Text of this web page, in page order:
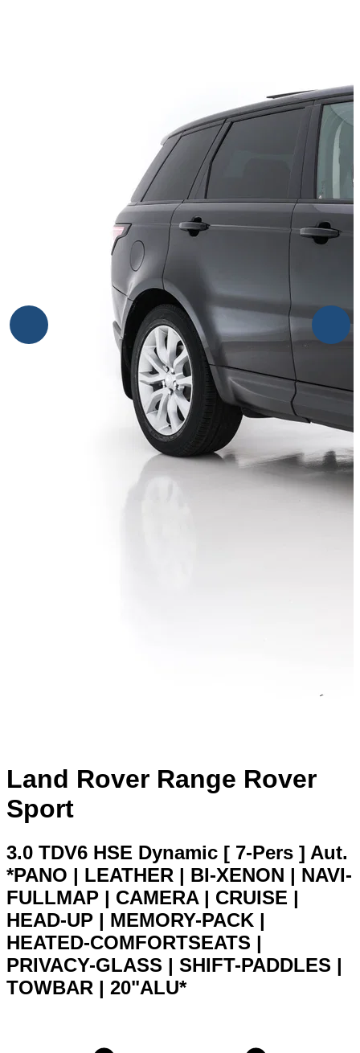
Land Rover Range Rover
Sport
3.0 TDV6 HSE Dynamic [ 7-Pers ] Aut.
*PANO | LEATHER | BI-XENON | NAVI-
FULLMAP | CAMERA | CRUISE |
HEAD-UP | MEMORY-PACK |
HEATED-COMFORTSEATS |
PRIVACY-GLASS | SHIFT-PADDLES |
TOWBAR | 20"ALU*